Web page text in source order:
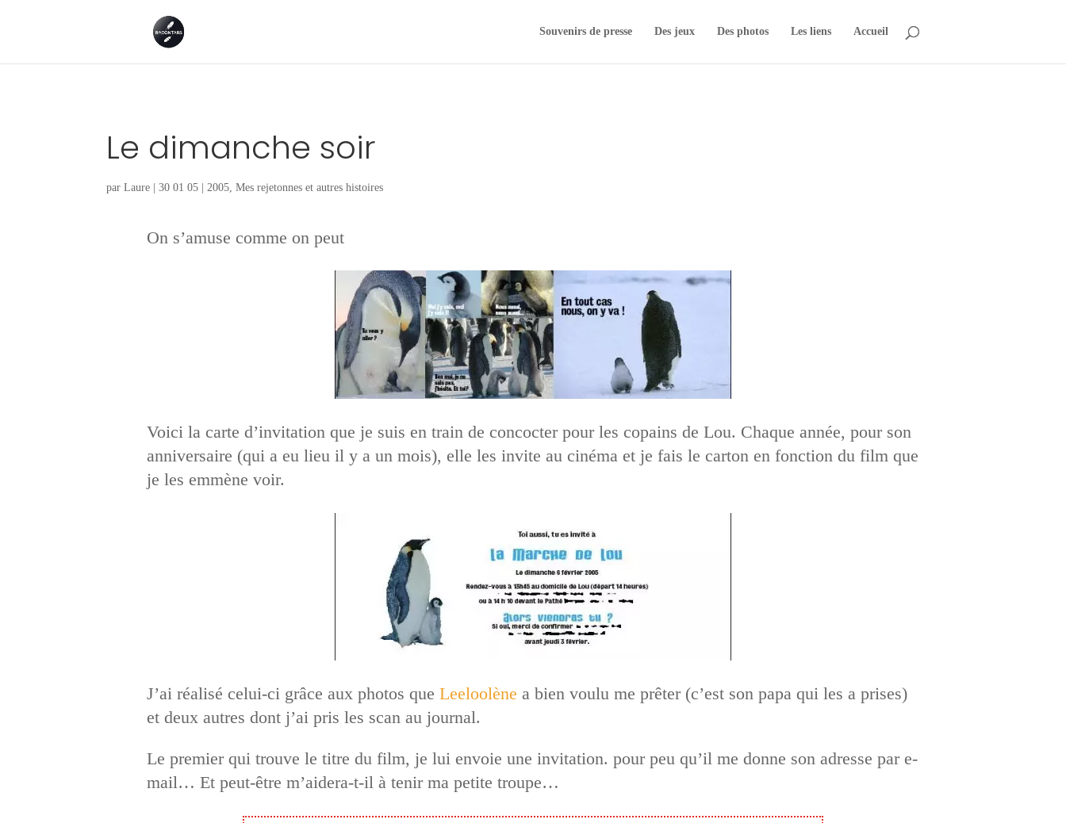
Souvenirs de presse Des jeux Des photos Les liens Accueil
Le dimanche soir
parLaure |30 01 05 | 2005 ,Mes rejetonnes et autres histoires
On s’amuse comme on peut
Voici la carte d’invitation que je suis en train de concocter pour les copains de Lou. Chaque année, pour son
anniversaire (qui a eu lieu il y a un mois), elle les invite au cinéma et je fais le carton en fonction du film que
je les emmène voir.
J’ai réalisé celui-ci grâce aux photos que Leeloolène a bien voulu me prêter (c’est son papa qui les a prises)
et deux autres dont j’ai pris les scan au journal.
Le premier qui trouve le titre du film, je lui envoie une invitation. pour peu qu’il me donne son adresse par e-
mail… Et peut-être m’aidera-t-il à tenir ma petite troupe…